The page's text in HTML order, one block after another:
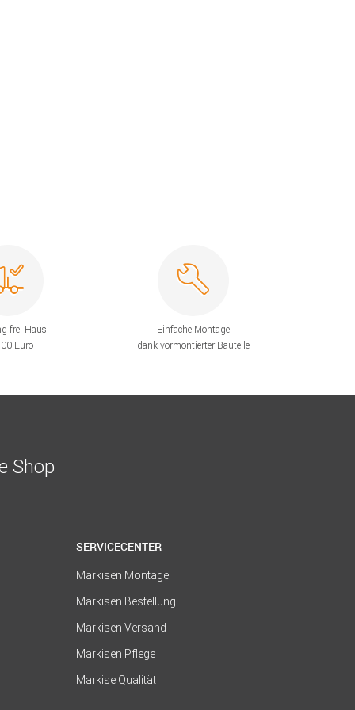
frei Haus
Euro
Einfache Montage
dank vormontierter Bauteile
Shop
SERVICECENTER
Markisen Montage
Markisen Bestellung
Markisen Versand
Markisen Pflege
Markise Qualität